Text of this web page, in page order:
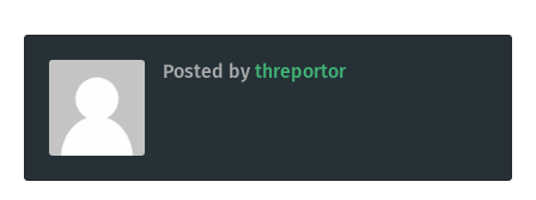
Posted by threportor